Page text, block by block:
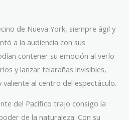
de Nueva York, siempre ágil y
a la audiencia con sus
contener su emoción al verlo
y lanzar telarañas invisibles,
al centro del espectáculo.
del Pacífico trajo consigo la
de la naturaleza. Con su